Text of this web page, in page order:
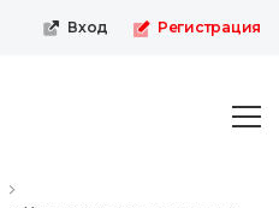
Вход Регистрация